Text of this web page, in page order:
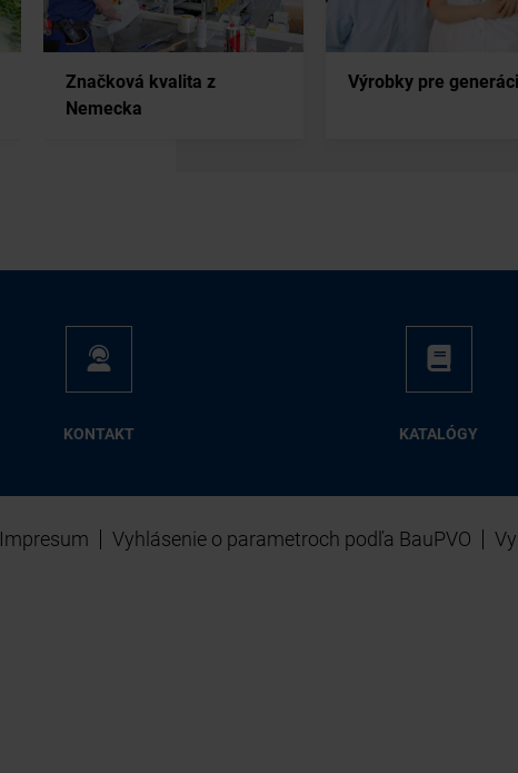
Značková kvalita z
Nemecka
Výrobky pre
KON­TAKT KA­TA­LÓ­GY
Impresum Vyhlásenie o parametroch podľa BauPVO